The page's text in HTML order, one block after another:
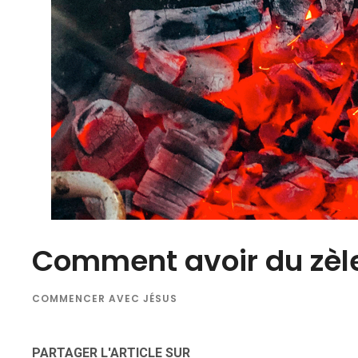
Comment avoir du
COMMENCER AVEC JÉSUS
PARTAGER L'ARTICLE SUR